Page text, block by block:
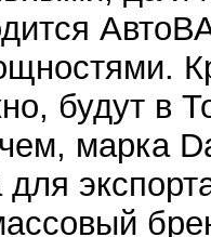
будут в
марка
для